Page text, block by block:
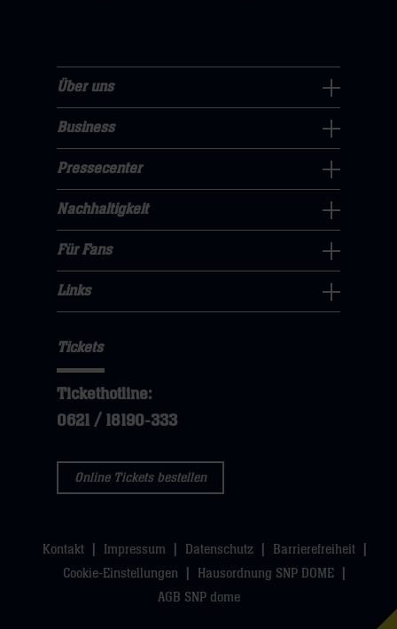
uns
Navigation
öffnen,
dann
klicken
sie
Über uns
Navigation
öffnen,
dann
klicken
sie
hier
Business
Navigation
öffnen,
dann
klicken
sie
Pressecenter
Nachhaltigkeit
Navigation
öffnen,
dann
klicken
sie
Nachhaltigkeit
Fans
Navigation
dann
hier
Für Fans
öffnen,
dann
klicken
sie
Links
Tickets
Tickethotline:
0621 / 18190-333
Online Tickets bestellen
Kontakt Impressum Datenschutz
Barrierefreiheit
Cookie-Einstellungen
Hausordnung SNP DOME
AGB SNP dome